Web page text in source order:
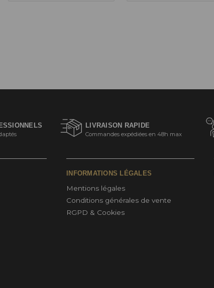
LIVRAISON RAPIDE
Commandes expédiées en 48h max
INFORMATIONS LÉGALES
Mentions légales
Conditions générales de vente
RGPD & Cookies